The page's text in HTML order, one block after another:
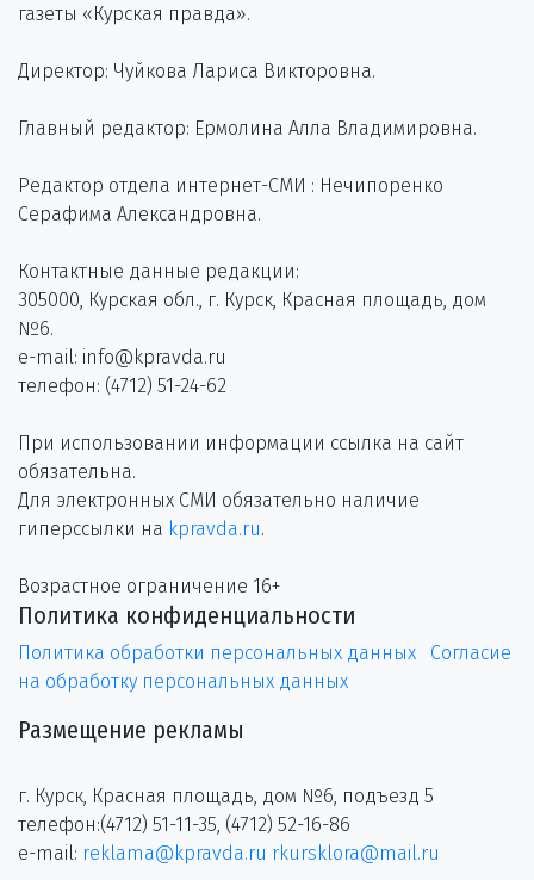
газеты «Курская правда».
Директор: Чуйкова Лариса Викторовна.
Главный редактор: Ермолина Алла Владимировна.
Редактор отдела интернет-СМИ : Нечипоренко
Серафима Александровна.
Контактные данные редакции:
305000, Курская обл., г. Курск, Красная площадь, дом
№6.
e-mail: info@kpravda.ru
телефон: (4712) 51-24-62
При использовании информации ссылка на сайт
обязательна.
Для электронных СМИ обязательно наличие
гиперссылки на kpravda.ru.
Возрастное ограничение 16+
Политика конфиденциальности
Политика обработки персональных данных
Согласие
на обработку персональных данных
Размещение рекламы
г. Курск, Красная площадь, дом №6, подъезд 5
телефон:(4712) 51-11-35, (4712) 52-16-86
e-mail: reklama@kpravda.ru rkursklora@mail.ru